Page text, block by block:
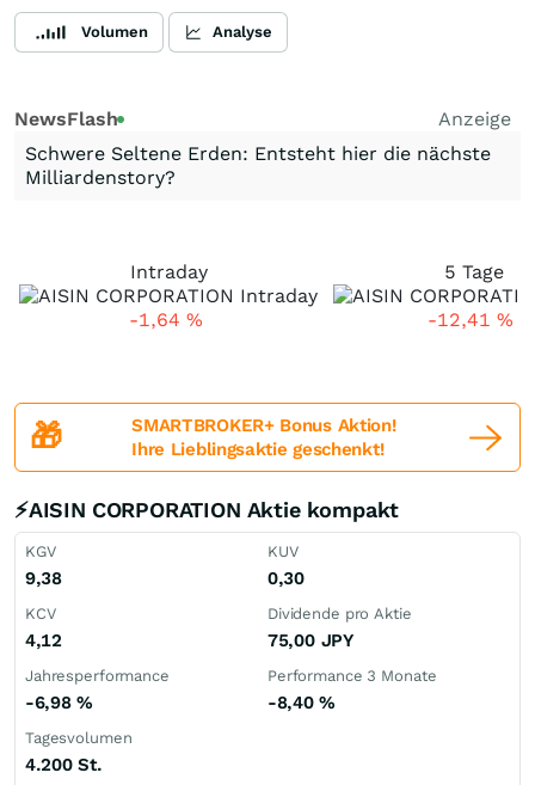
Volumen Analyse
NewsFlash
Anzeige
Schwere Seltene Erden: Entsteht hier die nächste
Milliardenstory?
Intraday
-1,64 %
5 Tage
-12,41 %
🎁
SMARTBROKER+ Bonus Aktion!
Ihre Lieblingsaktie geschenkt!
⚡AISIN CORPORATION Aktie kompakt
KGV
9,38
KUV
0,30
KCV
4,12
Dividende pro Aktie
75,00 JPY
Jahresperformance
-6,98%
Performance 3 Monate
-8,40%
Tagesvolumen
4.200 St.